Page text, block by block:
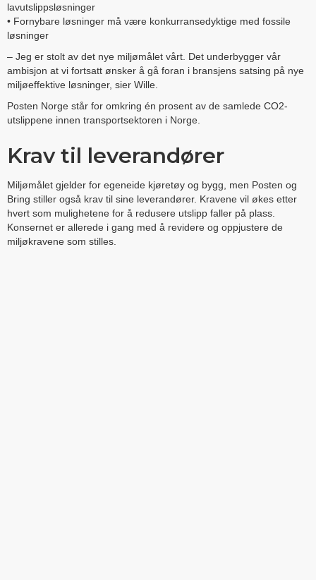
lavutslippsløsninger
• Fornybare løsninger må være konkurransedyktige med fossile
løsninger
– Jeg er stolt av det nye miljømålet vårt. Det underbygger vår
ambisjon at vi fortsatt ønsker å gå foran i bransjens satsing på nye
miljøeffektive løsninger, sier Wille.
Posten Norge står for omkring én prosent av de samlede CO2-
utslippene innen transportsektoren i Norge.
Krav til leverandører
Miljømålet gjelder for egeneide kjøretøy og bygg, men Posten og
Bring stiller også krav til sine leverandører. Kravene vil økes etter
hvert som mulighetene for å redusere utslipp faller på plass.
Konsernet er allerede i gang med å revidere og oppjustere de
miljøkravene som stilles.